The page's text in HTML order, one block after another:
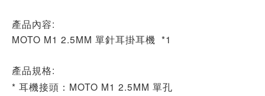
產品內容:
MOTO M1 2.5MM 單針耳掛耳機 *1
產品規格:
* 耳機接頭：MOTO M1 2.5MM 單孔